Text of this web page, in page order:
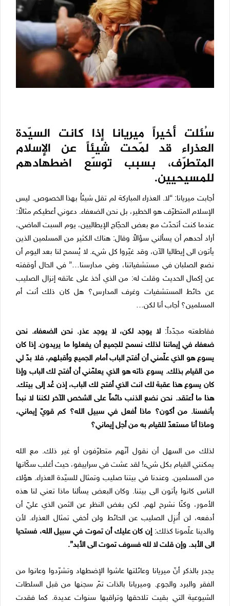
سُئلت أخيراً ميريانا إذا كانت السيّدة
العذراء قد لمّحت شيئاً عن الإسلام
المتطرّف، بسبب توسّع اضطهادهم
للمسيحيين.
أجابت ميريانا: “لا. العذراء المباركة لم تقل شيئاُ بهذا الخصوص. ليس
الإسلام المتطرّف هو الخطير، بل نحن الضعفاء. دعوني أعطيكم مثالاً:
عندما كنت أتحدّث مع بعض الحجّاج الإيطاليين، يوم السبت الماضي،
أراد أحدهم أن يسألني سؤالاً وقال: هناك الكثير من المسلمين الذين
يأتون الى إيطاليا الآن، وقد غيّروا كل شيء. لا يُسمح لنا بعد اليوم أن
نضع الصلبان في مستشفياتنا، وفي مدارسنا…” في الحال أوقفته
عن إكمال الحديث وقلت له: من الذي أخذ على عاتقه إنزال الصليب
عن حائط المستشفيات وغرف المدارس؟ هل كان ذلك أنت أم
المسلمين؟ أجاب أنا لكن…
فقاطعته مجدّداً: لا يوجد لكن، لا يوجد عذر. نحن الضعفاء. نحن
ضعفاء في إيماننا لذلك نسمح للجميع أن يفعلوا ما يريدون. إذا كان
يسوع هو الذي علّمني أن أفتح الباب أمام الجميع وأقبلهم، فلا بدّ لي
من القيام بذلك. يسوع ذاته هو الذي يعلمّني أن أفتح لك الباب وإذا
كان يسوع هذا عقبة لك انت الذي أفتح لك الباب، إذن عُد إلى بيتك.
هذا ما أعتقد. نحن نضع الذنب دائماً على الشخص الآخر لكننا لا نبدأ
بأنفسنا. من أكون؟ ماذا أفعل في سبيل الله؟ كم قويّ إيماني،
وماذا أنا مستعدّ للقيام به من أجل إيماني؟
لذلك من السهل أن نقول أنّهم متطرّفون أو غير ذلك. مع الله
يمكنني القيام بكل شيء! لقد عشت في سراييفو، حيث أغلب سكّانها
من المسلمين. وعندنا في بيتنا صليب وتمثال للسيّدة العذراء. هؤلاء
الناس كانوا يأتون الى بيتنا. وكان البعض يسألنا ماذا تعني لنا هذه
الأمور، وكنّا نشرح لهم. لكن بغض النظر عن الثمن الذي عليّ أن
أدفعه، لن أُنزِل الصليب عن الحائط ولن أخفي تمثال العذراء. لأن
والدينا علّمونا كذلك: إن كان عليك أن تموت في سبيل الله، فستحيا
الى الأبد. وإن قلت لا لله فسوف تموت الى الأبد”.
يجدر بالذكر أنّ ميريانا وعائلتها عاشوا الإضطهاد وتشرّدوا وعانوا من
الفقر والبرد والجوع. وميريانا بالذات تمّ سجنها من قبل السلطات
الشيوعية التي بقيت تلاحقها وتراقبها سنوات عديدة. كما فقدت